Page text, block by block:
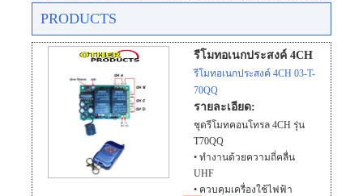
PRODUCTS
รีโมทอเนกประสงค์ 4CH
รีโมทอเนกประสงค์ 4CH 03-T-
70QQ
รายละเอียด:
ชุดรีโมทคอนโทรล 4CH รุ่น
T70QQ
• ทำงานด้วยความถี่คลื่น
UHF
• ควบคุมเครื่องใช้ไฟฟ้า